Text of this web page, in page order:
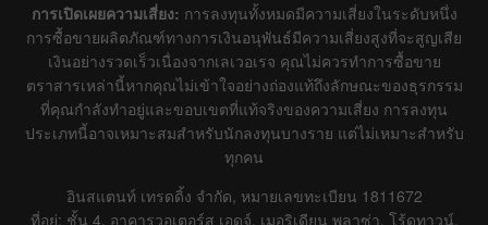
การเปิดเผยความเสี่ยง: การลงทุนทั้งหมดมีความเสี่ยงในระดับหนึ่ง
การซื้อขายผลิตภัณฑ์ทางการเงินอนุพันธ์มีความเสี่ยงสูงที่จะสูญเสีย
เงินอย่างรวดเร็วเนื่องจากเลเวอเรจ คุณไม่ควรทำการซื้อขาย
ตราสารเหล่านี้หากคุณไม่เข้าใจอย่างถ่องแท้ถึงลักษณะของธุรกรรม
ที่คุณกำลังทำอยู่และขอบเขตที่แท้จริงของความเสี่ยง การลงทุน
ประเภทนี้อาจเหมาะสมสำหรับนักลงทุนบางราย แต่ไม่เหมาะสำหรับ
ทุกคน
อินสแตนท์ เทรดดิ้ง จำกัด, หมายเลขทะเบียน 1811672
ที่อยู่: ชั้น 4, อาคารวอเตอร์ส เอดจ์, เมอริเดียน พลาซ่า, โร้ดทาวน์,